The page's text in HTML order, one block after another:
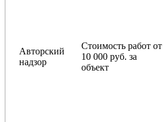
Авторский
надзор
Стоимость работ от
10 000 руб. за
объект